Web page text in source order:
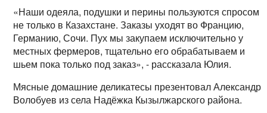
«Наши одеяла, подушки и перины пользуются спросом
не только в Казахстане. Заказы уходят во Францию,
Германию, Сочи. Пух мы закупаем исключительно у
местных фермеров, тщательно его обрабатываем и
шьем пока только под заказ», - рассказала Юлия.
Мясные домашние деликатесы презентовал Александр
Волобуев из села Надёжка Кызылжарского района.